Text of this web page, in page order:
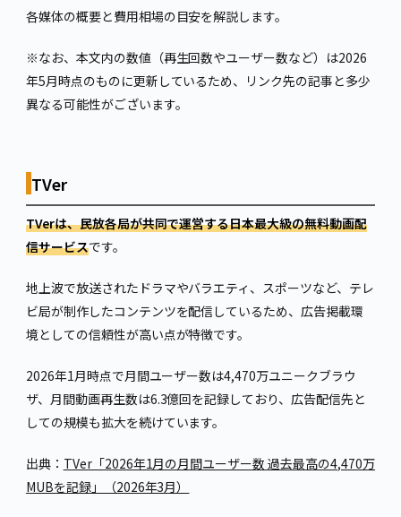
各媒体の概要と費用相場の目安を解説します。
※なお、本文内の数値（再生回数やユーザー数など）は2026
年5月時点のものに更新しているため、リンク先の記事と多少
異なる可能性がございます。
TVer
TVerは、民放各局が共同で運営する日本最大級の無料動画配
信サービスです。
地上波で放送されたドラマやバラエティ、スポーツなど、テレ
ビ局が制作したコンテンツを配信しているため、広告掲載環
境としての信頼性が高い点が特徴です。
2026年1月時点で月間ユーザー数は4,470万ユニークブラウ
ザ、月間動画再生数は6.3億回を記録しており、広告配信先と
しての規模も拡大を続けています。
出典： TVer「2026年1月の月間ユーザー数 過去最高の4,470万
MUBを記録」（2026年3月）